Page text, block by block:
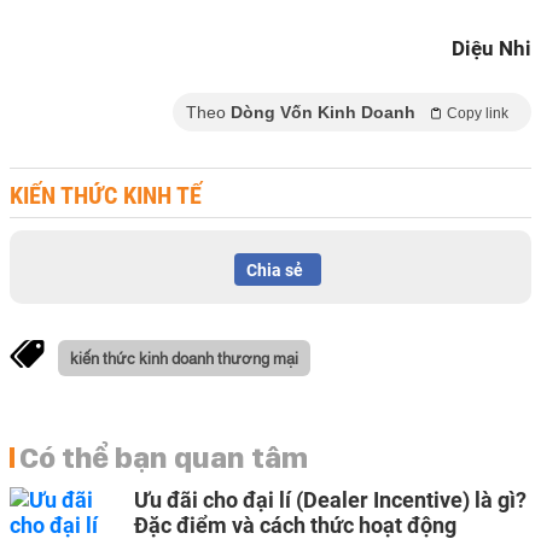
Diệu Nhi
Theo Dòng Vốn Kinh Doanh Copy link
KIẾN THỨC KINH TẾ
Chia sẻ
kiến thức kinh doanh thương mại
Có thể bạn quan tâm
Ưu đãi cho đại lí (Dealer Incentive) là gì?
Đặc điểm và cách thức hoạt động